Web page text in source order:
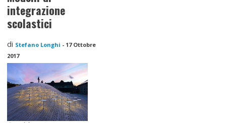
integrazione
scolastici
di Stefano Longhi - 17 Ottobre
2017